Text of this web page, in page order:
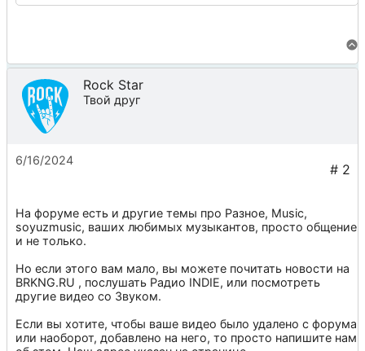
Rock Star
Твой друг
6/16/2024
На форуме есть и другие темы про Разное, Music,
soyuzmusic, ваших любимых музыкантов, просто общение
и не только.
Но если этого вам мало, вы можете почитать новости на
BRKNG.RU , послушать Радио INDIE, или посмотреть
другие видео со Звуком.
Если вы хотите, чтобы ваше видео было удалено с форума
или наоборот, добавлено на него, то просто напишите нам